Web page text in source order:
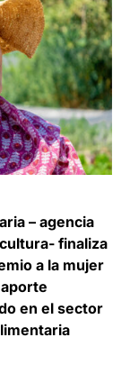
– agencia
finaliza
a la mujer
en el sector